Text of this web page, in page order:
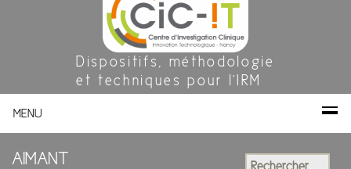
Dispositifs, méthodologie
et techniques pour l'IRM
MENU
AIMANT Rechercher :